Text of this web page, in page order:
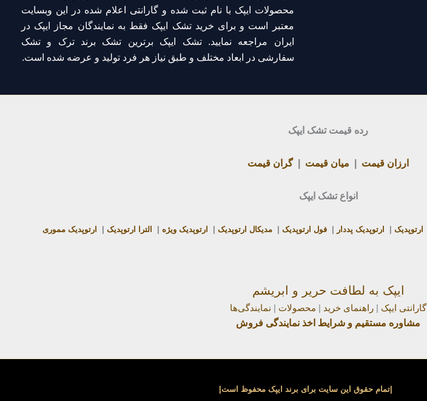
محصولات ایپک با نام ثبت شده و گارانتی اعلام شده در این وبسایت
معتبر است و برای خرید تشک ایپک فقط به نمایندگان مجاز ایپک در
ایران مراجعه نمایید. تشک ایپک برترین تشک برند ترک و تشک
سفارشی در ابعاد مختلف و طبق نیاز هر فرد تولید و عرضه شده است.
رده قیمت تشک ایپک
ارزان قیمت میان قیمت |گران قیمت
انواع تشک ایپک
ارتوپدیک ارتوپدیک پددار فول ارتوپدیک مدیکال ارتوپدیک ارتوپدیک ویژه الترا ارتوپدیک ارتوپدیک مموری
ایپک به لطافت حریر و ابریشم
گارانتی ایپک | راهنمای خرید | محصولات | نمایندگی‌ها
مشاوره مستقیم و شرایط اخذ نمایندگی فروش
|تمام حقوق این سایت برای برند ایپک محفوظ است|